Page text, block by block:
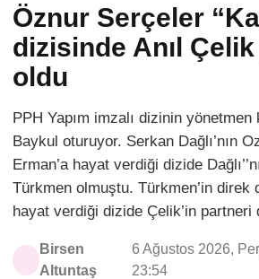
Öznur Serçeler
dizisinde Anıl
oldu
PPH Yapım imzalı dizinin
Baykul oturuyor. Serkan Dağlı’nın
Erman’a hayat verdiği dizide
Türkmen olmuştu. Türkmen’in direk
hayat verdiği dizide Çelik’in partneri
Birsen
Altuntaş
6 Ağustos 2026,
23:54